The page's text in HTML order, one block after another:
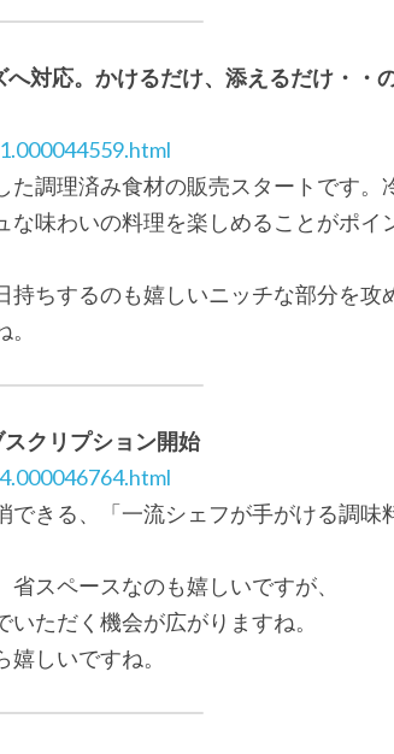
対応。かけるだけ、添えるだけ・・
調理済み食材の販売スタートです。
味わいの料理を楽しめることがポイ
ちするのも嬉しいニッチな部分を攻
クリプション開始
きる、「一流シェフが手がける調味
スペースなのも嬉しいですが、
ただく機会が広がりますね。
しいですね。